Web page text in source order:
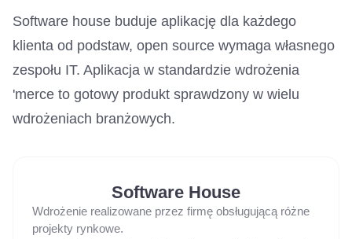
Software house buduje aplikację dla każdego
klienta od podstaw, open source wymaga własnego
zespołu IT. Aplikacja w standardzie wdrożenia
'merce to gotowy produkt sprawdzony w wielu
wdrożeniach branżowych.
Software House
Wdrożenie realizowane przez firmę obsługującą różne
projekty rynkowe.